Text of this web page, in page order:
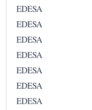
EDESA
EDESA
EDESA
EDESA
EDESA
EDESA
EDESA